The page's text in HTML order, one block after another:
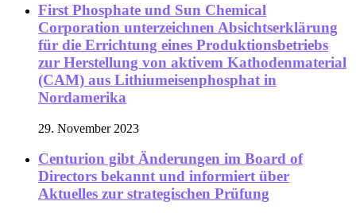
First Phosphate und Sun Chemical
Corporation unterzeichnen Absichtserklärung
für die Errichtung eines Produktionsbetriebs
zur Herstellung von aktivem Kathodenmaterial
(CAM) aus Lithiumeisenphosphat in
Nordamerika
29. November 2023
Centurion gibt Änderungen im Board of
Directors bekannt und informiert über
Aktuelles zur strategischen Prüfung